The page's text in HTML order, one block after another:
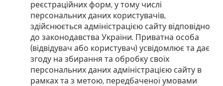
реєстраційних форм, у тому числі
персональних даних користувачів,
здійснюється адміністрацією сайту відповідно
до законодавства України. Приватна особа
(відвідувач або користувач) усвідомлює та дає
згоду на збирання та обробку своїх
персональних даних адміністрацією сайту в
рамках та з метою, передбаченої умовами